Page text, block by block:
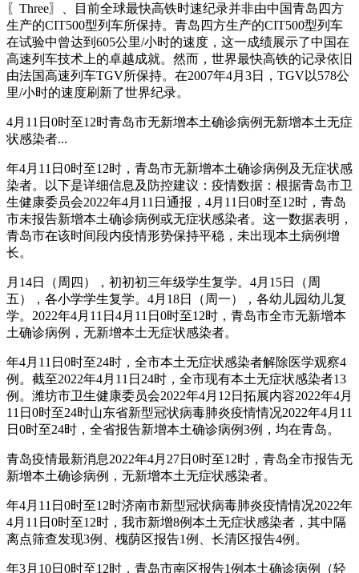
〖Three〗、目前全球最快高铁时速纪录并非由中国青岛四方
生产的CIT500型列车所保持。青岛四方生产的CIT500型列车
在试验中曾达到605公里/小时的速度，这一成绩展示了中国在
高速列车技术上的卓越成就。然而，世界最快高铁的记录依旧
由法国高速列车TGV所保持。在2007年4月3日，TGV以578公
里/小时的速度刷新了世界纪录。
4月11日0时至12时青岛市无新增本土确诊病例无新增本土无症
状感染者...
年4月11日0时至12时，青岛市无新增本土确诊病例及无症状感
染者。以下是详细信息及防控建议：疫情数据：根据青岛市卫
生健康委员会2022年4月11日通报，4月11日0时至12时，青岛
市未报告新增本土确诊病例或无症状感染者。这一数据表明，
青岛市在该时间段内疫情形势保持平稳，未出现本土病例增
长。
月14日（周四），初初初三年级学生复学。4月15日（周
五），各小学学生复学。4月18日（周一），各幼儿园幼儿复
学。2022年4月11日4月11日0时至12时，青岛市全市无新增本
土确诊病例，无新增本土无症状感染者。
年4月11日0时至24时，全市本土无症状感染者解除医学观察4
例。截至2022年4月11日24时，全市现有本土无症状感染者13
例。潍坊市卫生健康委员会2022年4月12日拓展内容2022年4月
11日0时至24时山东省新型冠状病毒肺炎疫情情况2022年4月11
日0时至24时，全省报告新增本土确诊病例3例，均在青岛。
青岛疫情最新消息2022年4月27日0时至12时，青岛全市报告无
新增本土确诊病例，无新增本土无症状感染者。
年4月11日0时至12时济南市新型冠状病毒肺炎疫情情况2022年
4月11日0时至12时，我市新增8例本土无症状感染者，其中隔
离点筛查发现3例、槐荫区报告1例、长清区报告4例。
年3月10日0时至12时，青岛市南区报告1例本土确诊病例（轻